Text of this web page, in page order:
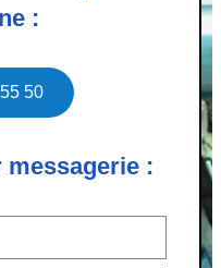
:
50
messagerie :